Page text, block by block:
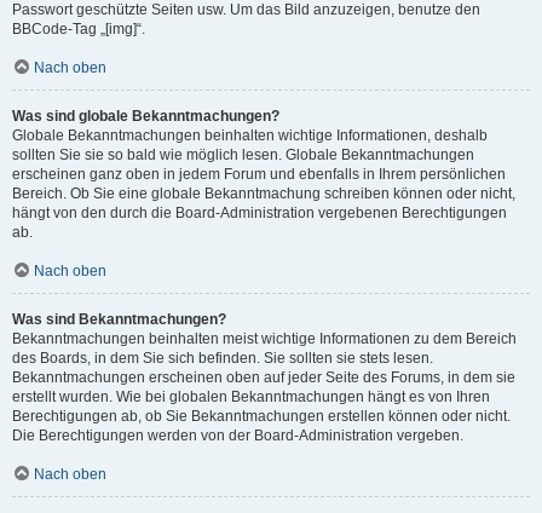
Passwort geschützte Seiten usw. Um das Bild anzuzeigen, benutze den
BBCode-Tag „[img]“.
Nach oben
Was sind globale Bekanntmachungen?
Globale Bekanntmachungen beinhalten wichtige Informationen, deshalb
sollten Sie sie so bald wie möglich lesen. Globale Bekanntmachungen
erscheinen ganz oben in jedem Forum und ebenfalls in Ihrem persönlichen
Bereich. Ob Sie eine globale Bekanntmachung schreiben können oder nicht,
hängt von den durch die Board-Administration vergebenen Berechtigungen
ab.
Nach oben
Was sind Bekanntmachungen?
Bekanntmachungen beinhalten meist wichtige Informationen zu dem Bereich
des Boards, in dem Sie sich befinden. Sie sollten sie stets lesen.
Bekanntmachungen erscheinen oben auf jeder Seite des Forums, in dem sie
erstellt wurden. Wie bei globalen Bekanntmachungen hängt es von Ihren
Berechtigungen ab, ob Sie Bekanntmachungen erstellen können oder nicht.
Die Berechtigungen werden von der Board-Administration vergeben.
Nach oben